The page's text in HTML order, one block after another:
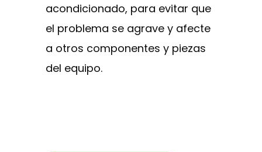
acondicionado, para evitar que
el problema se agrave y afecte
a otros componentes y piezas
del equipo.